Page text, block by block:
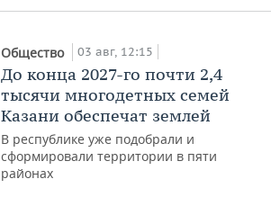
Общество 03 авг, 12:15
До конца 2027-го почти 2,4
тысячи многодетных семей
Казани обеспечат землей
В республике уже подобрали и
сформировали территории в пяти
районах